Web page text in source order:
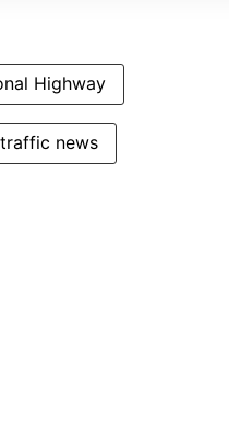
Highway
news